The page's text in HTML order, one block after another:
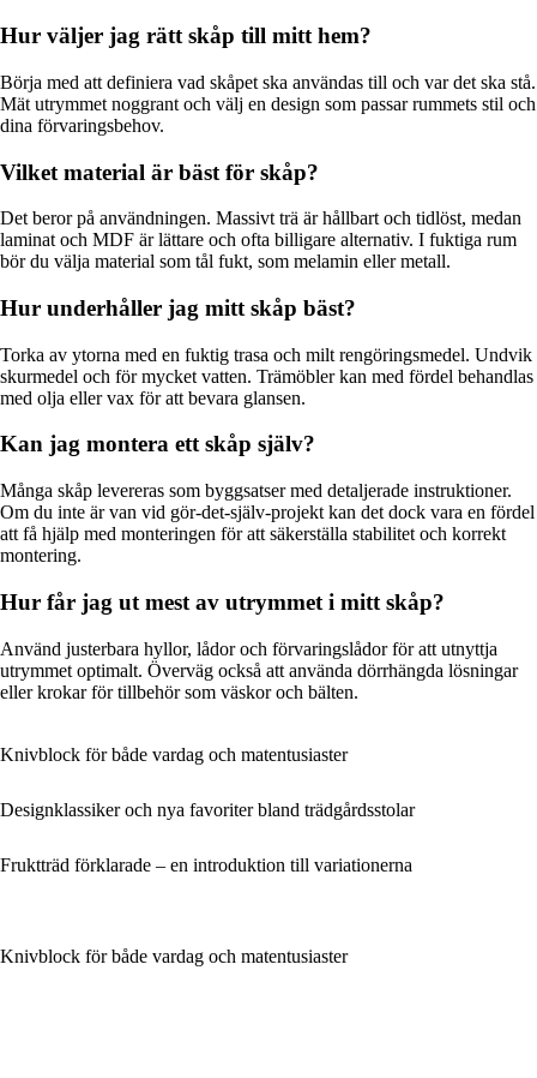
Hur väljer jag rätt skåp till mitt hem?
Börja med att definiera vad skåpet ska användas till och var det ska stå.
Mät utrymmet noggrant och välj en design som passar rummets stil och
dina förvaringsbehov.
Vilket material är bäst för skåp?
Det beror på användningen. Massivt trä är hållbart och tidlöst, medan
laminat och MDF är lättare och ofta billigare alternativ. I fuktiga rum
bör du välja material som tål fukt, som melamin eller metall.
Hur underhåller jag mitt skåp bäst?
Torka av ytorna med en fuktig trasa och milt rengöringsmedel. Undvik
skurmedel och för mycket vatten. Trämöbler kan med fördel behandlas
med olja eller vax för att bevara glansen.
Kan jag montera ett skåp själv?
Många skåp levereras som byggsatser med detaljerade instruktioner.
Om du inte är van vid gör-det-själv-projekt kan det dock vara en fördel
att få hjälp med monteringen för att säkerställa stabilitet och korrekt
montering.
Hur får jag ut mest av utrymmet i mitt skåp?
Använd justerbara hyllor, lådor och förvaringslådor för att utnyttja
utrymmet optimalt. Överväg också att använda dörrhängda lösningar
eller krokar för tillbehör som väskor och bälten.
Knivblock för både vardag och matentusiaster
Designklassiker och nya favoriter bland trädgårdsstolar
Fruktträd förklarade – en introduktion till variationerna
Knivblock för både vardag och matentusiaster